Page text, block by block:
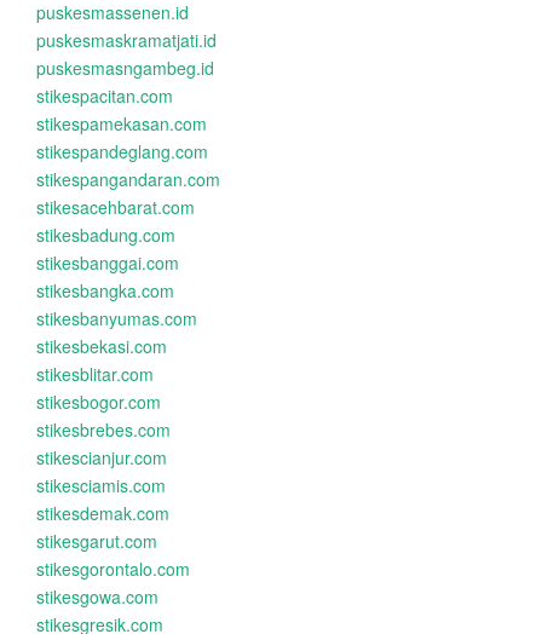
puskesmassenen.id
puskesmaskramatjati.id
puskesmasngambeg.id
stikespacitan.com
stikespamekasan.com
stikespandeglang.com
stikespangandaran.com
stikesacehbarat.com
stikesbadung.com
stikesbanggai.com
stikesbangka.com
stikesbanyumas.com
stikesbekasi.com
stikesblitar.com
stikesbogor.com
stikesbrebes.com
stikescianjur.com
stikesciamis.com
stikesdemak.com
stikesgarut.com
stikesgorontalo.com
stikesgowa.com
stikesgresik.com